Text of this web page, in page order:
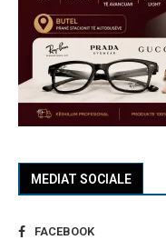
MEDIAT SOCIALE
FACEBOOK